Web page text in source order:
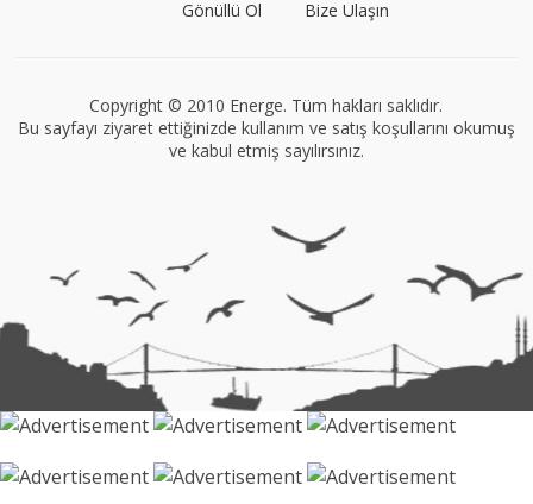
Tüm yazıları görüntüle
Naz Kural
Tüm yazıları görüntüle
Gönüllü Ol
Bize Ulaşın
Copyright © 2010 Energe. Tüm hakları saklıdır.
Bu sayfayı ziyaret ettiğinizde kullanım ve satış koşullarını okumuş
ve kabul etmiş sayılırsınız.